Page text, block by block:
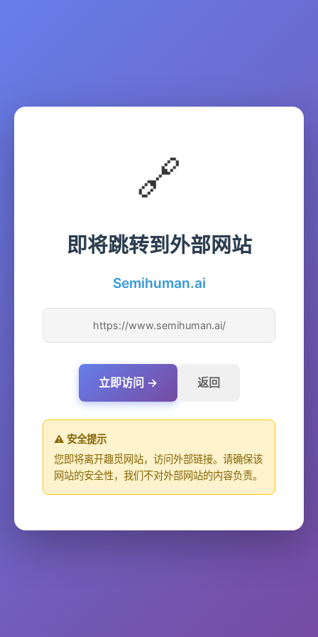
🔗
即将跳转到外部网站
Semihuman.ai
https://www.semihuman.ai/
立即访问 → 返回
⚠️ 安全提示
您即将离开趣觅网站，访问外部链接。请确保该
网站的安全性，我们不对外部网站的内容负责。